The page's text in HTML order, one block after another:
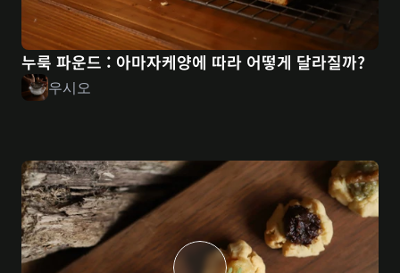
누룩 파운드 : 아마자케양에 따라 어떻게 달라질까?
우시오